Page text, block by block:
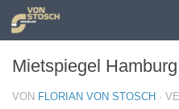
Zum Inhalt springen
Mietspiegel
VON FLORIAN VON STOSCH ·